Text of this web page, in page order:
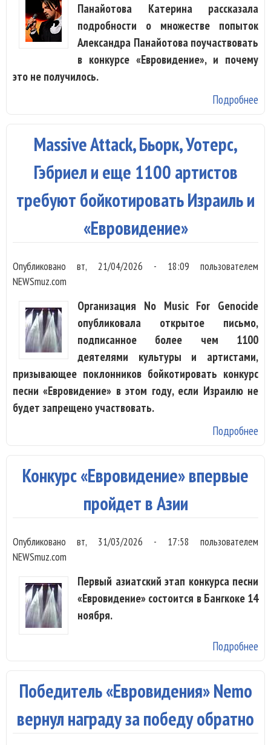
Панайотова Катерина рассказала
подробности о множестве попыток
Александра Панайотова поучаствовать
в конкурсе «Евровидение», и почему
это не получилось.
Подробнее
Massive Attack, Бьорк, Уотерс,
Гэбриел и еще 1100 артистов
требуют бойкотировать Израиль и
«Евровидение»
Опубликовановт, 21/04/2026 - 18:09 пользователем
NEWSmuz.com
Организация No Music For Genocide
опубликовала открытое письмо,
подписанное более чем 1100
деятелями культуры и артистами,
призывающее поклонников бойкотировать конкурс
песни «Евровидение» в этом году, если Израилю не
будет запрещено участвовать.
Подробнее
Конкурс «Евровидение» впервые
пройдет в Азии
Опубликовановт, 31/03/2026 - 17:58 пользователем
NEWSmuz.com
Первый азиатский этап конкурса песни
«Евровидение» состоится в Бангкоке 14
ноября.
Подробнее
Победитель «Евровидения» Nemo
вернул награду за победу обратно